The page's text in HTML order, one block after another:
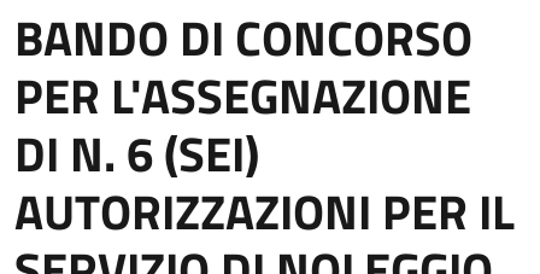
BANDO DI CONCORSO
PER L'ASSEGNAZIONE
DI N. 6 (SEI)
AUTORIZZAZIONI PER IL